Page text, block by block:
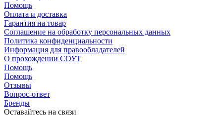
Помощь
Оплата и доставка
Гарантия на товар
Соглашение на обработку персональных данных
Политика конфиденциальности
Информация для правообладателей
О прохождении СОУТ
Помощь
Помощь
Отзывы
Вопрос-ответ
Бренды
Оставайтесь на связи